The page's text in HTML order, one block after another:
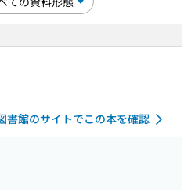
書館のサイトでこの本を確認